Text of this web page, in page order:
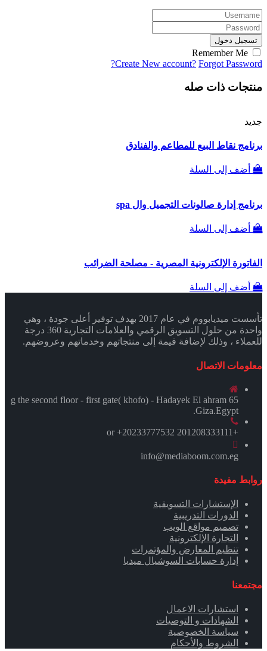
تسجيل دخول
Remember Me
Create New account? Forgot Password?
منتجات ذات صله
جديد
برنامج نقاط البيع للمطاعم والفنادق
أضف إلى السلة
برنامج إدارة صالونات التجميل وال spa
أضف إلى السلة
الفاتورة الإلكترونية المصرية - مصلحة الضرائب
أضف إلى السلة
تأسست ميديابووم في عام 2017 بهدف توفير أعلى جودة ، وهي
واحدة من حلول التسويق الرقمي والعلامات التجارية 360 درجة
للعملاء ، وذلك لإضافة قيمة إلى منتجاتهم وخدماتهم وعروضهم.
معلومات الاتصال
65 g the second floor - first gate( khofo) - Hadayek El ahram
.Giza.Egypt
+201208333111 or +20233777532
info@mediaboom.com.eg
روابط مفيدة
الإستشارات التسويقية
الدورات التدريبية
تصميم مواقع الويب
التجارة الإلكترونية
تنظيم المعارض والمؤتمرات
إدارة حسابات السوشيال ميديا
مجتمعنا
استشارات الاعمال
الشهادات و التوصيات
سياسة الخصوصية
الشروط والأحكام